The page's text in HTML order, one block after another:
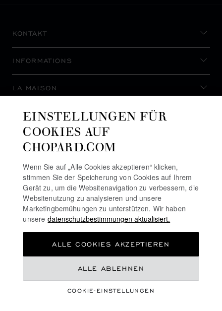
KONTAKT
INFORMATIONS
LA MAISON
AUF DEM LAUFENDEN BLEIBEN
NEWSLETTER ABONNIEREN
COOKIE-RICHTLINIE
EINSTELLUNGEN FÜR
COOKIES AUF
CHOPARD.COM
Wenn Sie auf „Alle Cookies akzeptieren“ klicken,
stimmen Sie der Speicherung von Cookies auf Ihrem
Gerät zu, um die Websitenavigation zu verbessern, die
Websitenutzung zu analysieren und unsere
Marketingbemühungen zu unterstützen. Wir haben
unsere datenschutzbestimmungen aktualisiert.
COOKIE-EINSTELLUNGEN
ALLE ABLEHNEN
ALLE COOKIES AKZEPTIEREN